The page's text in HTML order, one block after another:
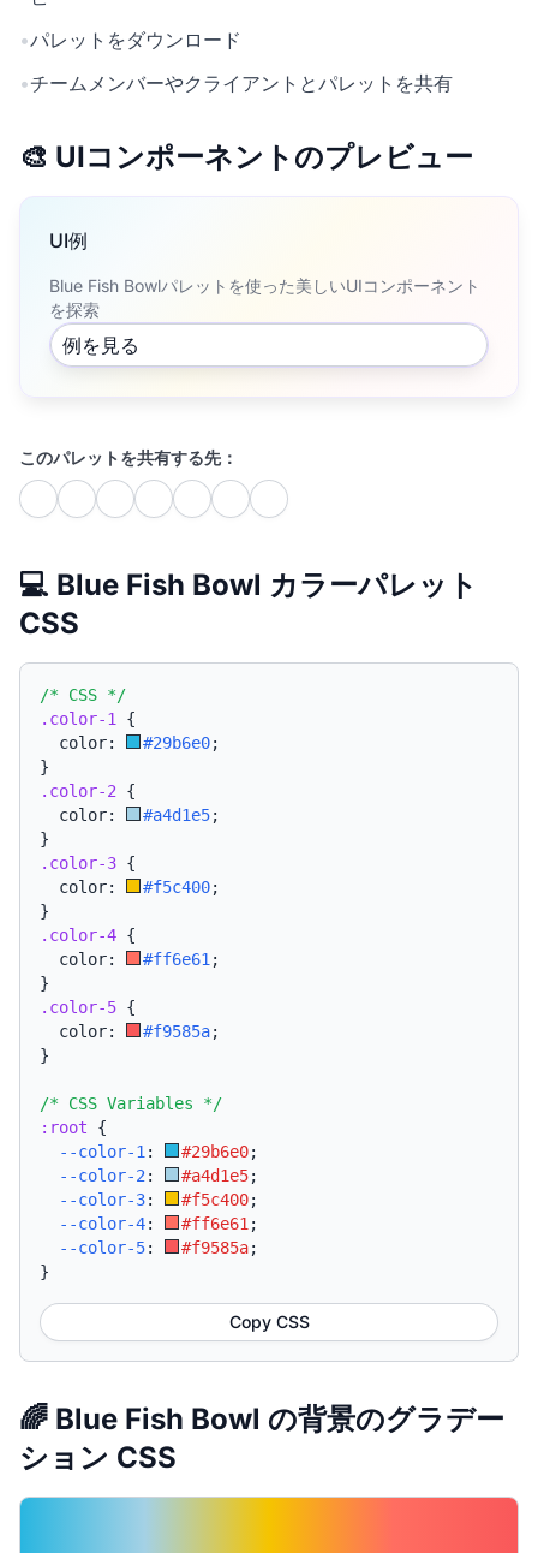
•パレットをダウンロード
•チームメンバーやクライアントとパレットを共有
🎨 UIコンポーネントのプレビュー
UI例
Blue Fish Bowlパレットを使った美しいUIコンポーネント
を探索
例を見る
このパレットを共有する先：
💻 Blue Fish Bowl カラーパレット
CSS
/* CSS */
.color-1
{
  color:
#29b6e0;
}
.color-2 {
  color:
#a4d1e5;
}
.color-3 {
  color:
#f5c400;
}
.color-4 {
  color:
#ff6e61 ;
}
.color-5 {
  color:
#f9585a;
}
/* CSS Variables */
:root {
--color-1 : #29b6e0;
--color-2 : #a4d1e5;
--color-3: #f5c400;
--color-4: #ff6e61 ;
--color-5: #f9585a;
}
Copy CSS
🌈 Blue Fish Bowl の背景のグラデー
ション CSS